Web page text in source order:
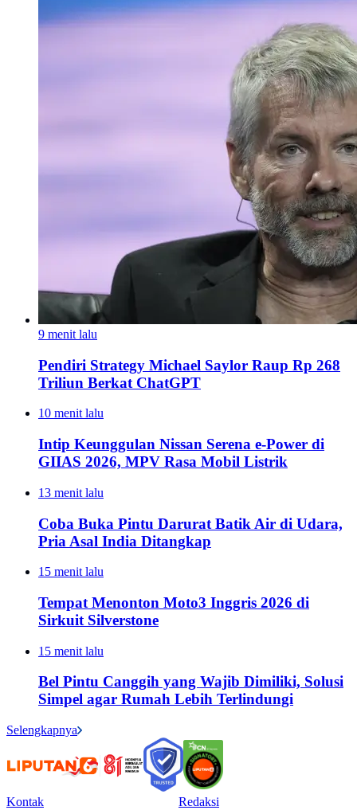
9 menit lalu
Pendiri Strategy Michael Saylor Raup Rp 268
Triliun Berkat ChatGPT
10 menit lalu
Intip Keunggulan Nissan Serena e-Power di
GIIAS 2026, MPV Rasa Mobil Listrik
13 menit lalu
Coba Buka Pintu Darurat Batik Air di Udara,
Pria Asal India Ditangkap
15 menit lalu
Tempat Menonton Moto3 Inggris 2026 di
Sirkuit Silverstone
15 menit lalu
Bel Pintu Canggih yang Wajib Dimiliki, Solusi
Simpel agar Rumah Lebih Terlindungi
Selengkapnya
Kontak
Redaksi